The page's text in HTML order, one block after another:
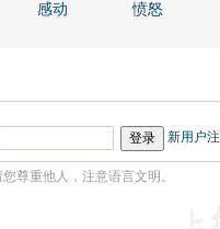
感动 愤怒
新用户